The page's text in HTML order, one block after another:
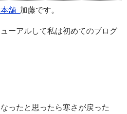
舗 加藤です。
ーアルして私は初めてのブログ
ったと思ったら寒さが戻った